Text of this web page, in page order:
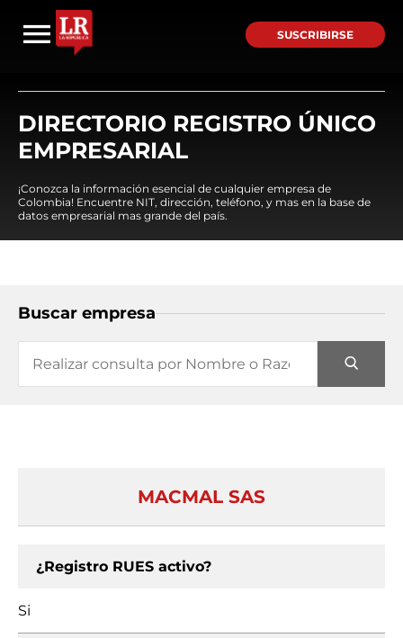
SUSCRIBIRSE
DIRECTORIO REGISTRO ÚNICO
EMPRESARIAL
¡Conozca la información esencial de cualquier empresa de
Colombia! Encuentre NIT, dirección, teléfono, y mas en la base de
datos empresarial mas grande del país.
Buscar empresa
MACMAL SAS
¿Registro RUES activo?
Si